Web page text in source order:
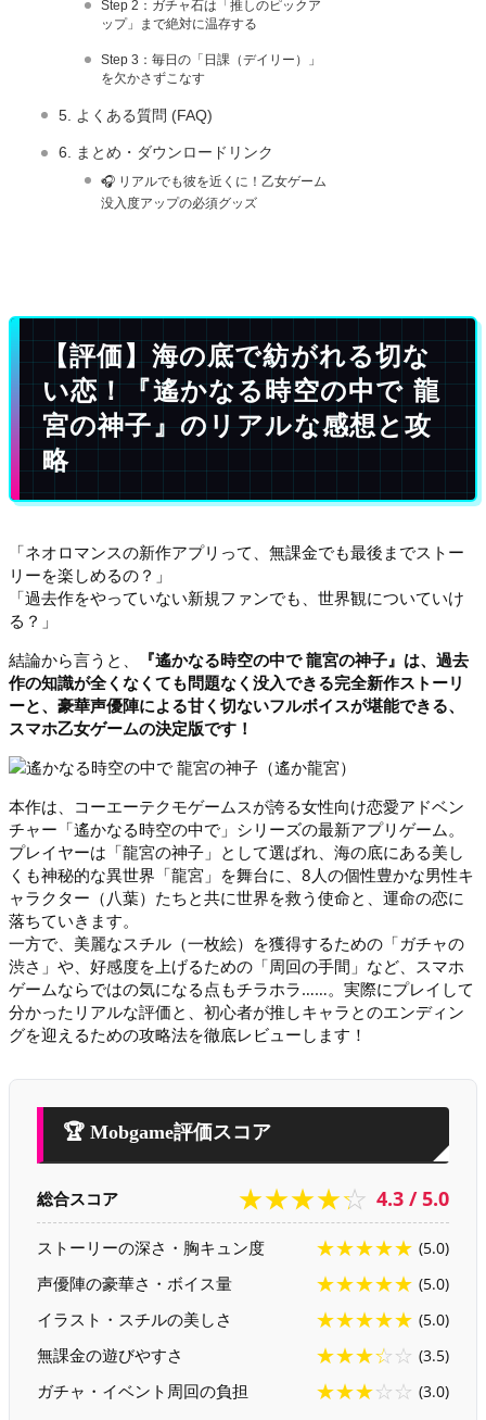
Step 2：ガチャ石は「推しのピックア
ップ」まで絶対に温存する
Step 3：毎日の「日課（デイリー）」
を欠かさずこなす
5. よくある質問 (FAQ)
6. まとめ・ダウンロードリンク
🎧 リアルでも彼を近くに！乙女ゲーム
没入度アップの必須グッズ
【評価】海の底で紡がれる切な
い恋！『遙かなる時空の中で 龍
宮の神子』のリアルな感想と攻
略
「ネオロマンスの新作アプリって、無課金でも最後までストー
リーを楽しめるの？」
「過去作をやっていない新規ファンでも、世界観についていけ
る？」
結論から言うと、
『遙かなる時空の中で 龍宮の神子』は、過去
作の知識が全くなくても問題なく没入できる完全新作ストーリ
ーと、豪華声優陣による甘く切ないフルボイスが堪能できる、
スマホ乙女ゲームの決定版です！
本作は、コーエーテクモゲームスが誇る女性向け恋愛アドベン
チャー「遙かなる時空の中で」シリーズの最新アプリゲーム。
プレイヤーは「龍宮の神子」として選ばれ、海の底にある美し
くも神秘的な異世界「龍宮」を舞台に、8人の個性豊かな男性キ
ャラクター（八葉）たちと共に世界を救う使命と、運命の恋に
落ちていきます。
一方で、美麗なスチル（一枚絵）を獲得するための「ガチャの
渋さ」や、好感度を上げるための「周回の手間」など、スマホ
ゲームならではの気になる点もチラホラ……。実際にプレイして
分かったリアルな評価と、初心者が推しキャラとのエンディン
グを迎えるための攻略法を徹底レビューします！
🏆 Mobgame評価スコア
総合スコア ★★★★☆ 4.3 / 5.0
ストーリーの深さ・胸キュン度 ★★★★★ (5.0)
声優陣の豪華さ・ボイス量 ★★★★★ (5.0)
イラスト・スチルの美しさ ★★★★★ (5.0)
無課金の遊びやすさ ★★★☆☆ (3.5)
ガチャ・イベント周回の負担 ★★★☆☆ (3.0)